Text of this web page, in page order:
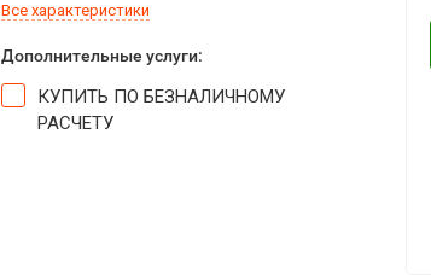
Все характеристики
Дополнительные услуги:
КУПИТЬ ПО БЕЗНАЛИЧНОМУ
РАСЧЕТУ